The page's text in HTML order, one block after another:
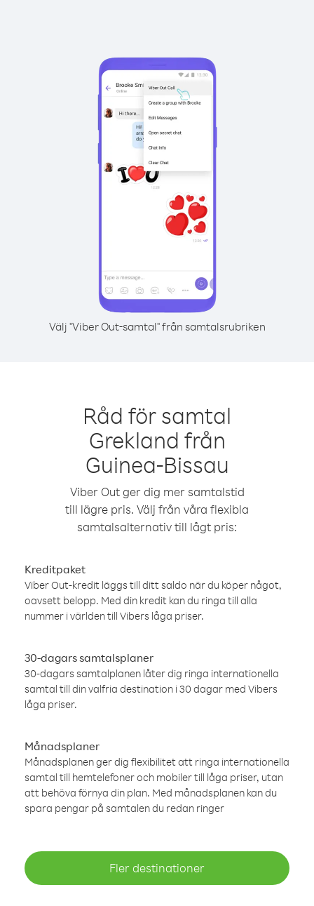
Välj "Viber Out-samtal" från samtalsrubriken
Råd för samtal
Grekland från
Guinea-Bissau
Viber Out ger dig mer samtalstid
till lägre pris. Välj från våra flexibla
samtalsalternativ till lågt pris:
Kreditpaket
Viber Out-kredit läggs till ditt saldo när du köper något,
oavsett belopp. Med din kredit kan du ringa till alla
nummer i världen till Vibers låga priser.
30-dagars samtalsplaner
30-dagars samtalplanen låter dig ringa internationella
samtal till din valfria destination i 30 dagar med Vibers
låga priser.
Månadsplaner
Månadsplanen ger dig flexibilitet att ringa internationella
samtal till hemtelefoner och mobiler till låga priser, utan
att behöva förnya din plan. Med månadsplanen kan du
spara pengar på samtalen du redan ringer
Fler destinationer